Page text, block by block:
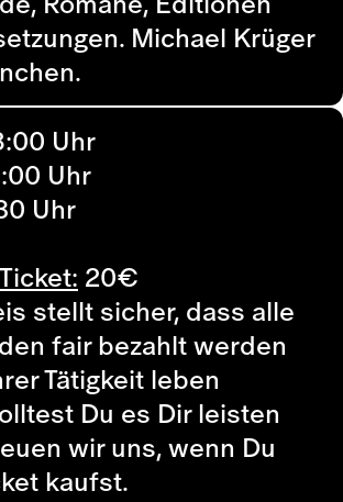
Michael Krüger
Uhr
Uhr
Uhr
20€
stellt sicher, dass alle
fair bezahlt werden
Tätigkeit leben
Du es Dir leisten
wir uns, wenn Du
kaufst.